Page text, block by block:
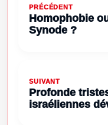
PRÉCÉDENT
Homophobie
Synode ?
SUIVANT
Profonde
israéliennes